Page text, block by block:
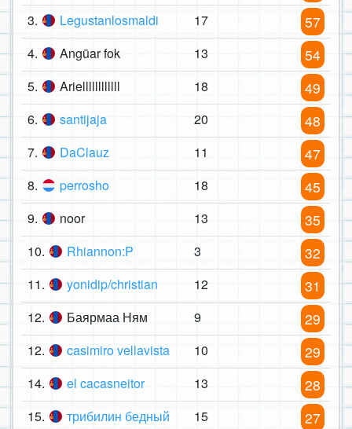
3. Legustanlosmaldi 17 57
4. Angüar fok 13 54
5. Ariellllllllllll 18 49
6. santijaja 20 48
7. DaClauz 11 47
8. perrosho 18 45
9. noor 13 35
10. Rhiannon:P 3 32
11. yonidip/christian 12 31
12. Баярмаа Ням 9 29
12. casimiro vellavista 10 29
14. el cacasneitor 13 28
15. трибилин бедный 15 27